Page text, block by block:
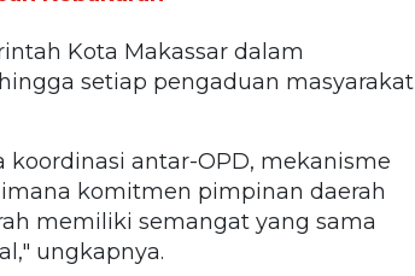
Kota Makassar dalam
setiap pengaduan masyarakat
antar-OPD, mekanisme
komitmen pimpinan daerah
memiliki semangat yang sama
ungkapnya.